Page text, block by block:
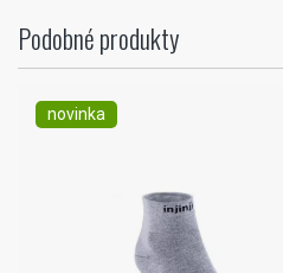
Podobné produkty
novinka